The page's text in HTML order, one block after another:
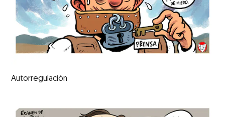
Autorregulación